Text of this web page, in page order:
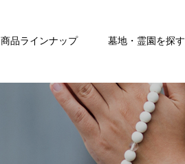
商品ラインナップ 墓地・霊園を探す